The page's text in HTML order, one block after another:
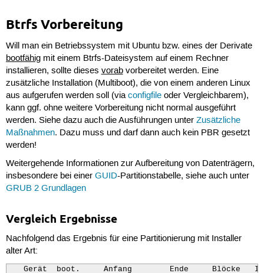
Btrfs Vorbereitung
Will man ein Betriebssystem mit Ubuntu bzw. eines der Derivate
bootfähigmit einem Btrfs-Dateisystem auf einem Rechner
installieren, sollte dieses vorabvorbereitet werden. Eine
zusätzliche Installation (Multiboot), die von einem anderen Linux
aus aufgerufen werden soll (viaconfigfileoder Vergleichbarem),
kann ggf. ohne weitere Vorbereitung nicht normal ausgeführt
werden. Siehe dazu auch die Ausführungen unter Zusätzliche
Maßnahmen. Dazu muss und darf dann auch kein PBR gesetzt
werden!
Weitergehende Informationen zur Aufbereitung von Datenträgern,
insbesondere bei einer GUID-Partitionstabelle, siehe auch unter
GRUB 2 Grundlagen
Vergleich Ergebnisse
Nachfolgend das Ergebnis für eine Partitionierung mit Installer
alter Art:
Gerät  boot.     Anfang        Ende     Blöcke